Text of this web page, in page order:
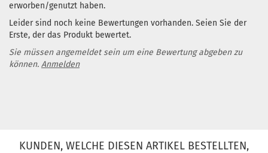
erworben/genutzt haben.
Leider sind noch keine Bewertungen vorhanden. Seien Sie der
Erste, der das Produkt bewertet.
Sie müssen angemeldet sein um eine Bewertung abgeben zu
können. Anmelden
KUNDEN, WELCHE DIESEN ARTIKEL BESTELLTEN,